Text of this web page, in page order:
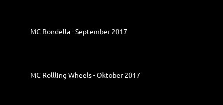
MC Rondella - September 2017
MC Rollling Wheels - Oktober 2017